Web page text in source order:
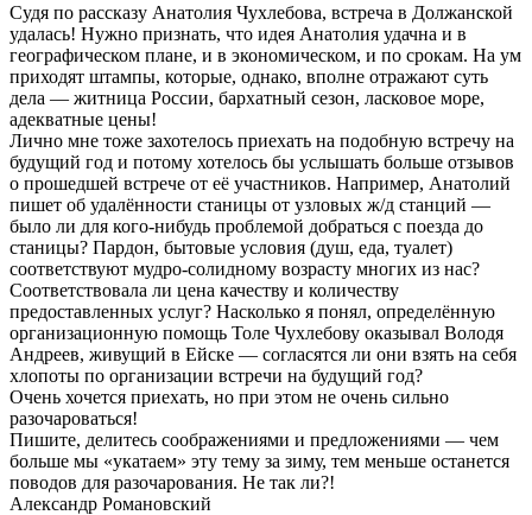
Судя по рассказу Анатолия Чухлебова, встреча в Должанской
удалась! Нужно признать, что идея Анатолия удачна и в
географическом плане, и в экономическом, и по срокам. На ум
приходят штампы, которые, однако, вполне отражают суть
дела — житница России, бархатный сезон, ласковое море,
адекватные цены!
Лично мне тоже захотелось приехать на подобную встречу на
будущий год и потому хотелось бы услышать больше отзывов
о прошедшей встрече от её участников. Например, Анатолий
пишет об удалённости станицы от узловых ж/д станций —
было ли для кого-нибудь проблемой добраться с поезда до
станицы? Пардон, бытовые условия (душ, еда, туалет)
соответствуют мудро-солидному возрасту многих из нас?
Соответствовала ли цена качеству и количеству
предоставленных услуг? Насколько я понял, определённую
организационную помощь Толе Чухлебову оказывал Володя
Андреев, живущий в Ейске — согласятся ли они взять на себя
хлопоты по организации встречи на будущий год?
Очень хочется приехать, но при этом не очень сильно
разочароваться!
Пишите, делитесь соображениями и предложениями — чем
больше мы «укатаем» эту тему за зиму, тем меньше останется
поводов для разочарования. Не так ли?!
Александр Романовский